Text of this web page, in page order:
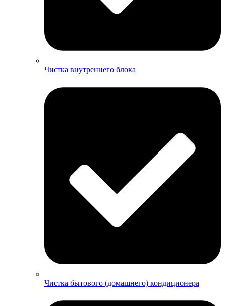
Чистка внутреннего блока
Чистка бытового (домашнего) кондиционера